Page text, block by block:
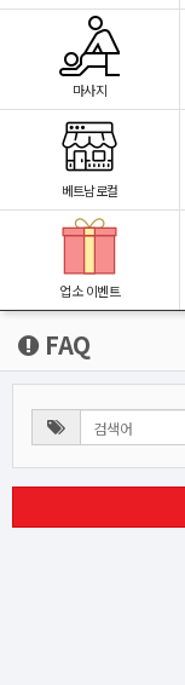
마사지
베트남로컬
업소 이벤트
FAQ